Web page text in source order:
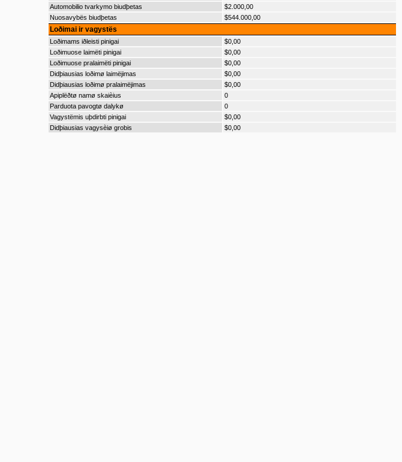
Automobilio tvarkymo biudþetas
$2.000,00
Nuosavybës biudþetas
$544.000,00
Loðimai ir vagystës
Loðimams iðleisti pinigai
$0,00
Loðimuose laimëti pinigai
$0,00
Loðimuose pralaimëti pinigai
$0,00
Didþiausias loðimø laimëjimas
$0,00
Didþiausias loðimø pralaimëjimas
$0,00
Apiplëðtø namø skaièius
0
Parduota pavogtø dalykø
0
Vagystëmis uþdirbti pinigai
$0,00
Didþiausias vagysèiø grobis
$0,00